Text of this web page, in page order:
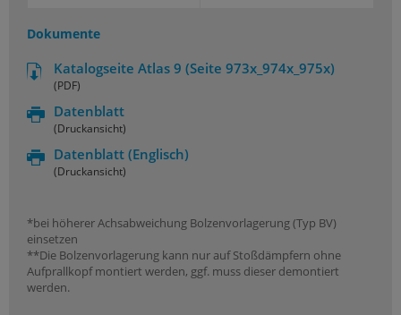
Dokumente
Katalogseite Atlas 9 (Seite 973x_974x_975x)
(PDF)
Datenblatt
(Druckansicht)
Datenblatt (Englisch)
(Druckansicht)
*bei höherer Achsabweichung Bolzenvorlagerung (Typ BV)
einsetzen
**Die Bolzenvorlagerung kann nur auf Stoßdämpfern ohne
Aufprallkopf montiert werden, ggf. muss dieser demontiert
werden.